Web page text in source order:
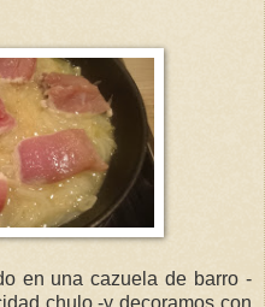
en una cazuela de barro -